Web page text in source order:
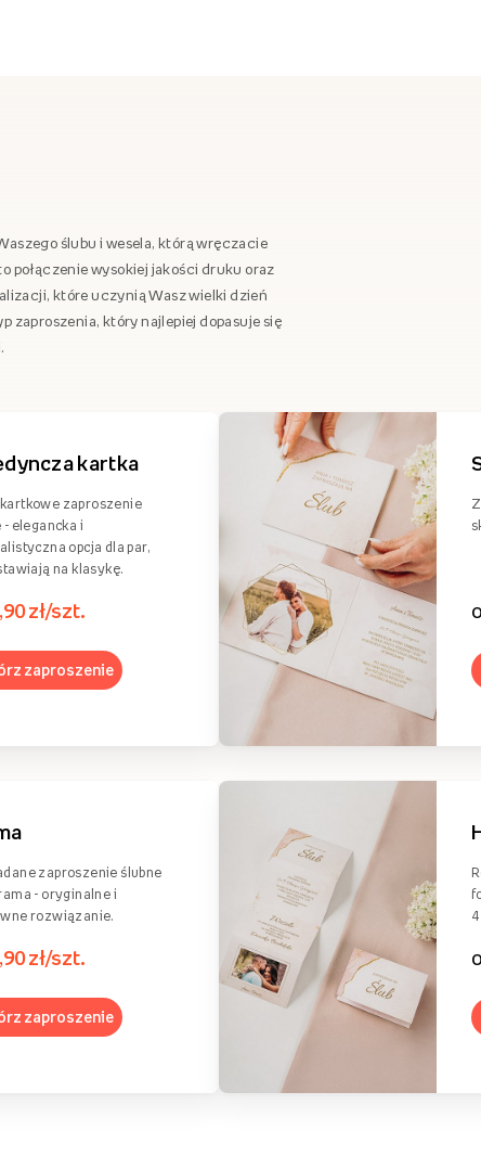
kartka
zaproszenie
- elegancka i
opcja dla par,
zł/szt.
zaproszenie
zaproszenie ślubne
- oryginalne i
zł/szt.
zaproszenie